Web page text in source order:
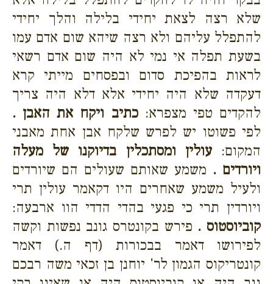
שלא רצה לצאת יחידי בלילה והלך יחידי
להתפלל עליהם ולא רצה שיהא שום אדם עמו
בשעת תפלה אי נמי לא היה שום אדם רשאי
לראות בהפיכת סדום ובפסחים מייתי קרא
דעקדה שלא היה יחידי אלא דלא היה צריך
להקדים טפי מצפרא:כתיב ויקח את האבן .
לפי פשוטו יש לפרש שלקח אבן אחת מאבני
המקום:עולין ומסתכלין בדיוקנו של מעלה
ויורדים . משמע שאותם שעולים הם שיורדים
ולעיל משמע שאחרים היו דקאמר עולין תרי
ויורדין תרי כי פגעי בהדי הדדי הוו ארבעה:
קוביוסטוס . פירש בקונטרס גונב נפשות וקשה
לפירושו דאמר בבכורות (דף ה.) דאמר
קונטריקוס הגמון לר' יוחנן בן זכאי משה רבכם